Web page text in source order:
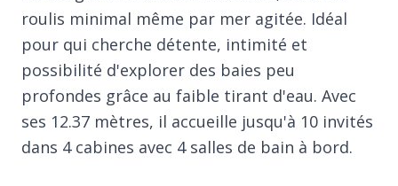
roulis minimal même par mer agitée. Idéal
pour qui cherche détente, intimité et
possibilité d'explorer des baies peu
profondes grâce au faible tirant d'eau. Avec
ses 12.37 mètres, il accueille jusqu'à 10 invités
dans 4 cabines avec 4 salles de bain à bord.